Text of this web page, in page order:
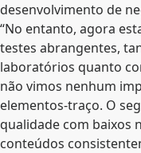
desenvolvimento de
“No entanto, agora
testes abrangentes,
laboratórios quanto
não vimos nenhum
elementos-traço. O
qualidade com baixos
conteúdos